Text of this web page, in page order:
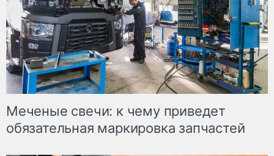
Меченые свечи: к чему приведет
обязательная маркировка запчастей